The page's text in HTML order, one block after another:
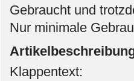
Gebraucht und
Nur minimale
Klappentext: